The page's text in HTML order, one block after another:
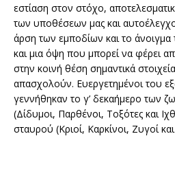
εστίαση στον στόχο,
των υποθέσεων μας και
άρση των εμποδίων και το
και μια όψη που μπορεί να φέρει
στην κοινή θέση σημαντικά
απασχολούν. Ευεργετημένοι του
γεννήθηκαν το γ’ δεκαήμερο των
(Δίδυμοι, Παρθένοι, Τοξότες και
σταυρού (Κριοί, Καρκίνοι, Ζυγοί